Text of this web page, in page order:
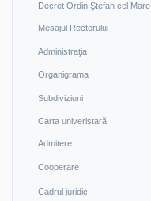
Decret Ordin Ștefan cel Mare
Mesajul Rectorului
Administraţia
Organigrama
Subdiviziuni
Carta univeristară
Admitere
Cooperare
Cadrul juridic